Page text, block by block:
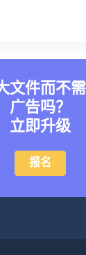
文件而不
广告吗？
立即升级
报名